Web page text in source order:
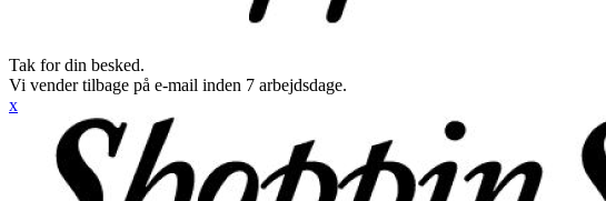
Tak for din besked.
Vi vender tilbage på e-mail inden 7 arbejdsdage.
x